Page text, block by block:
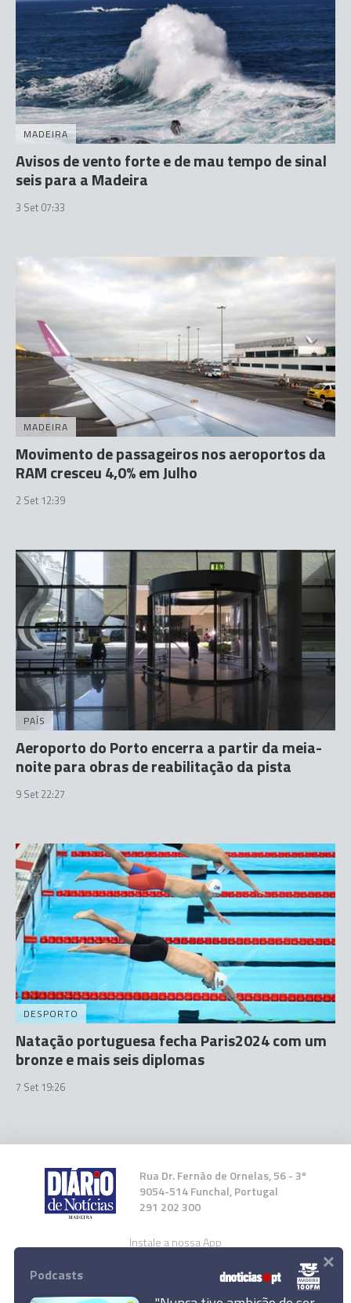
MADEIRA
Avisos de vento forte e de mau tempo de sinal
seis para a Madeira
3 Set 07:33
MADEIRA
Movimento de passageiros nos aeroportos da
RAM cresceu 4,0% em Julho
2 Set 12:39
PAÍS
Aeroporto do Porto encerra a partir da meia-
noite para obras de reabilitação da pista
9 Set 22:27
DESPORTO
Natação portuguesa fecha Paris2024 com um
bronze e mais seis diplomas
7 Set 19:26
Rua Dr. Fernão de Ornelas, 56 - 3º
9054-514 Funchal, Portugal
291 202 300
Instale a nossa App
Podcasts ×